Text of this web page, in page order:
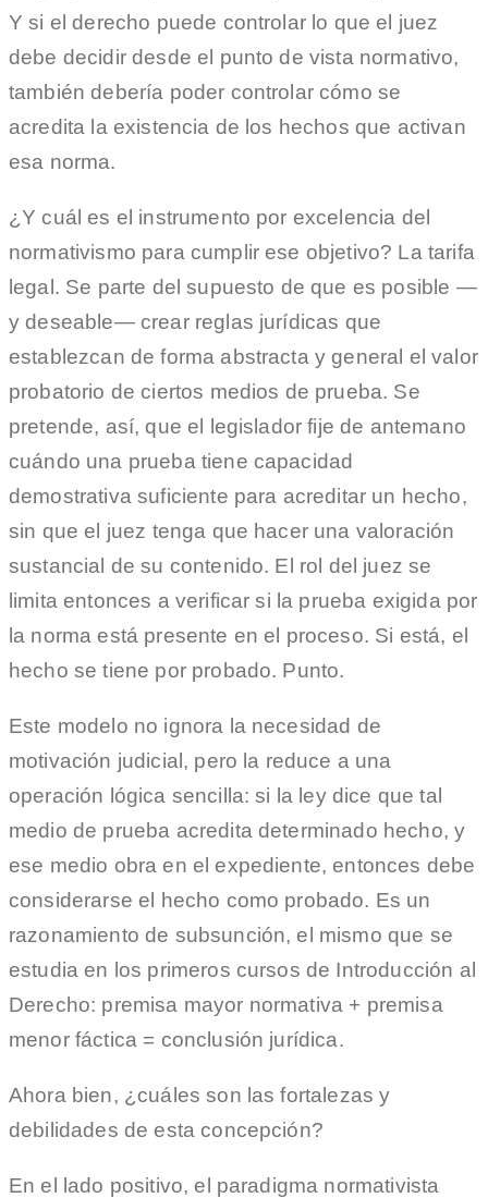
Y si el derecho puede controlar lo que el juez
debe decidir desde el punto de vista normativo,
también debería poder controlar cómo se
acredita la existencia de los hechos que activan
esa norma.
¿Y cuál es el instrumento por excelencia del
normativismo para cumplir ese objetivo? La tarifa
legal. Se parte del supuesto de que es posible —
y deseable— crear reglas jurídicas que
establezcan de forma abstracta y general el valor
probatorio de ciertos medios de prueba. Se
pretende, así, que el legislador fije de antemano
cuándo una prueba tiene capacidad
demostrativa suficiente para acreditar un hecho,
sin que el juez tenga que hacer una valoración
sustancial de su contenido. El rol del juez se
limita entonces a verificar si la prueba exigida por
la norma está presente en el proceso. Si está, el
hecho se tiene por probado. Punto.
Este modelo no ignora la necesidad de
motivación judicial, pero la reduce a una
operación lógica sencilla: si la ley dice que tal
medio de prueba acredita determinado hecho, y
ese medio obra en el expediente, entonces debe
considerarse el hecho como probado. Es un
razonamiento de subsunción, el mismo que se
estudia en los primeros cursos de Introducción al
Derecho: premisa mayor normativa + premisa
menor fáctica = conclusión jurídica.
Ahora bien, ¿cuáles son las fortalezas y
debilidades de esta concepción?
En el lado positivo, el paradigma normativista